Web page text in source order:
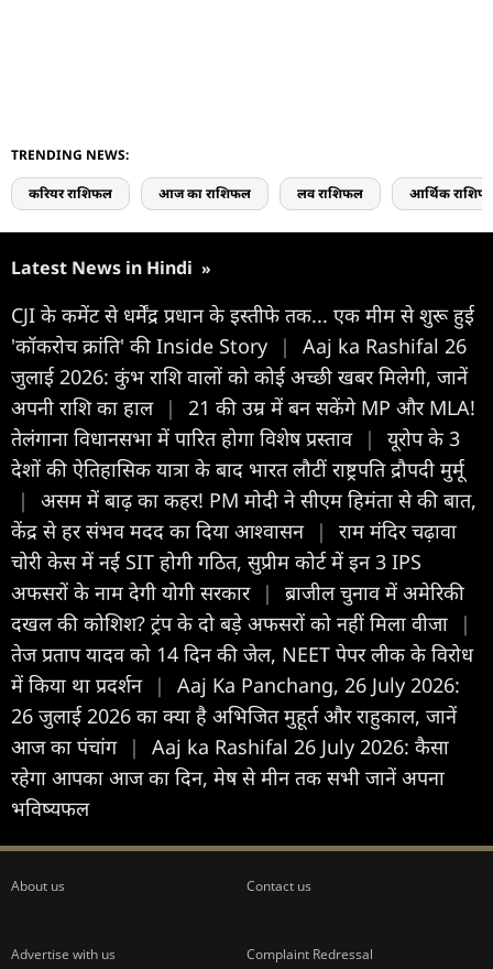
TRENDING NEWS:
करियर राशिफल आज का राशिफल लव राशिफल आर्थिक
Latest News in Hindi »
CJI के कमेंट से धर्मेंद्र प्रधान के इस्तीफे तक... एक मीम से शुरू हुई
'कॉकरोच क्रांति' की Inside Story
|
Aaj ka Rashifal 26
जुलाई 2026: कुंभ राशि वालों को कोई अच्छी खबर मिलेगी, जानें
अपनी राशि का हाल |
21 की उम्र में बन सकेंगे MP और MLA!
तेलंगाना विधानसभा में पारित होगा विशेष प्रस्ताव |
यूरोप के 3
देशों की ऐतिहासिक यात्रा के बाद भारत लौटीं राष्ट्रपति द्रौपदी मुर्मू
|
असम में बाढ़ का कहर! PM मोदी ने सीएम हिमंता से की बात,
केंद्र से हर संभव मदद का दिया आश्वासन |
राम मंदिर चढ़ावा
चोरी केस में नई SIT होगी गठित, सुप्रीम कोर्ट में इन 3 IPS
अफसरों के नाम देगी योगी सरकार |
ब्राजील चुनाव में अमेरिकी
दखल की कोशिश? ट्रंप के दो बड़े अफसरों को नहीं मिला वीजा
|
तेज प्रताप यादव को 14 दिन की जेल, NEET पेपर लीक के विरोध
में किया था प्रदर्शन |
Aaj Ka Panchang, 26 July 2026:
26 जुलाई 2026 का क्या है अभिजित मुहूर्त और राहुकाल, जानें
आज का पंचांग |
Aaj ka Rashifal 26 July 2026: कैसा
रहेगा आपका आज का द‍िन, मेष से मीन तक सभी जानें अपना
भविष्यफल
About us Contact us
Advertise with us Complaint Redressal